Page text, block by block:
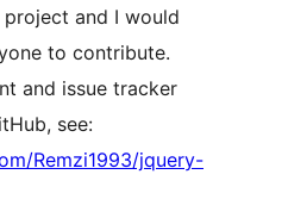
and I would
to contribute.
and issue tracker
see:
Remzi1993/jquery-